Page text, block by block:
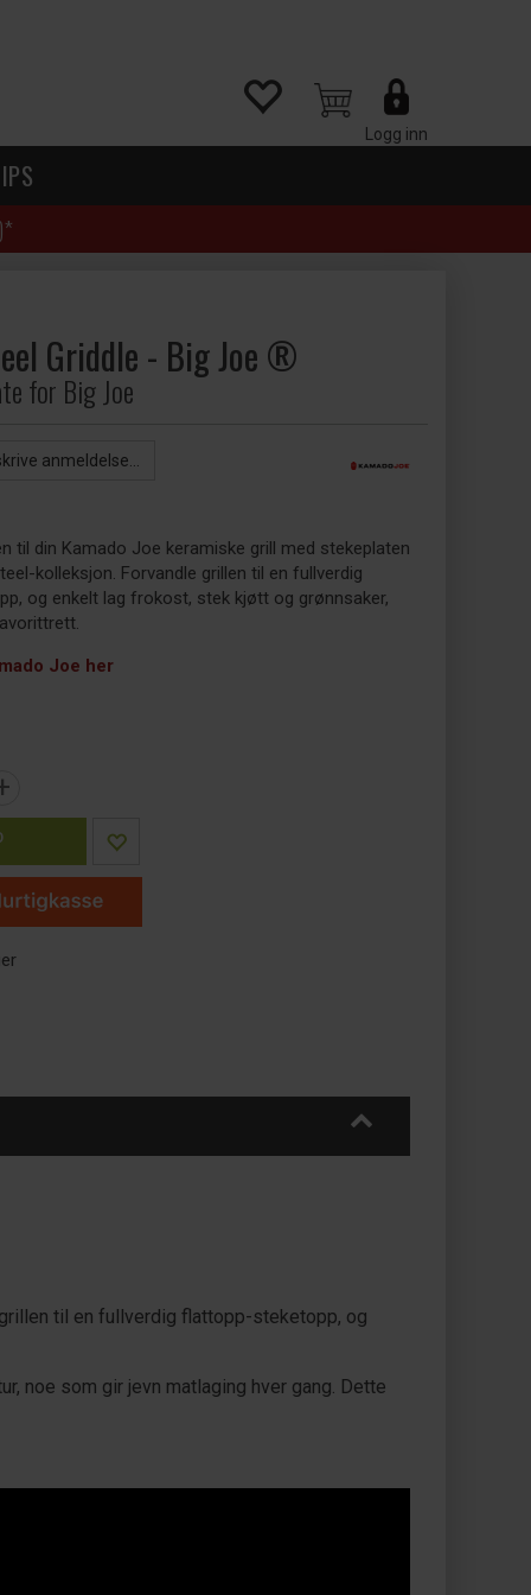
Logg inn
Griddle - Big Joe ®
for Big Joe
anmeldelse...
til din Kamado Joe keramiske grill med stekeplaten
kolleksjon. Forvandle grillen til en fullverdig
og enkelt lag frokost, stek kjøtt og grønnsaker,
Joe her
til en fullverdig flattopp-steketopp, og
noe som gir jevn matlaging hver gang. Dette